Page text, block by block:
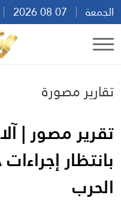
الجمعة
تقارير مصورة
تقرير مصور |
بانتظار
الحرب